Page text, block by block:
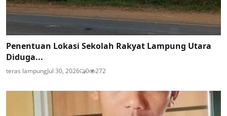
Penentuan Lokasi Sekolah Rakyat Lampung Utara
Diduga...
teras lampungJul 30, 2026 0 272